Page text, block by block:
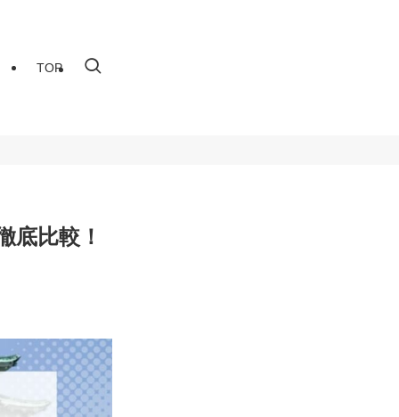
TOP
底比較！